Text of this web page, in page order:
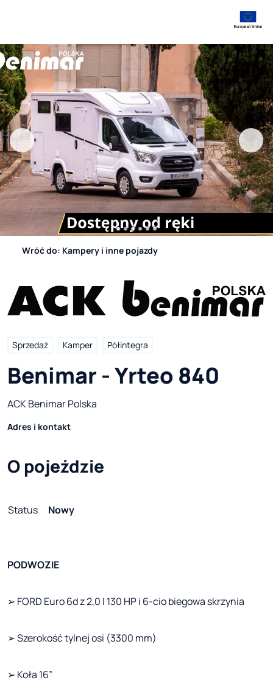
Wróć do: Kampery i inne pojazdy
Sprzedaż Kamper Półintegra
Benimar - Yrteo 840
ACK Benimar Polska
Adres i kontakt
O pojeździe
Status Nowy
PODWOZIE
➢ FORD Euro 6d z 2,0 l 130 HP i 6-cio biegowa skrzynia
➢ Szerokość tylnej osi (3300 mm)
➢ Koła 16”